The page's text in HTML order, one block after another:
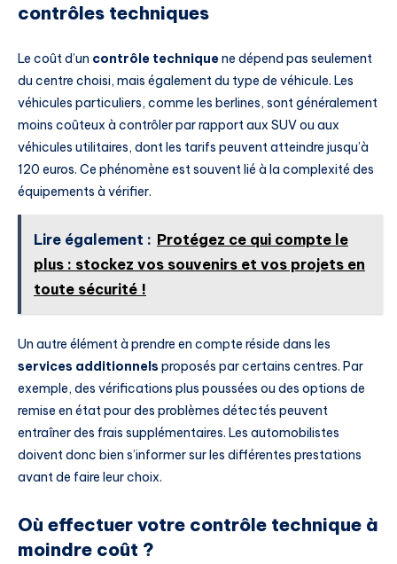
contrôles techniques
Le coût d’un contrôle techniquene dépend pas seulement
du centre choisi, mais également du type de véhicule. Les
véhicules particuliers, comme les berlines, sont généralement
moins coûteux à contrôler par rapport aux SUV ou aux
véhicules utilitaires, dont les tarifs peuvent atteindre jusqu’à
120 euros. Ce phénomène est souvent lié à la complexité des
équipements à vérifier.
Lire également : Protégez ce qui compte le
plus : stockez vos souvenirs et vos projets en
toute sécurité !
Un autre élément à prendre en compte réside dans les
services additionnels proposés par certains centres. Par
exemple, des vérifications plus poussées ou des options de
remise en état pour des problèmes détectés peuvent
entraîner des frais supplémentaires. Les automobilistes
doivent donc bien s’informer sur les différentes prestations
avant de faire leur choix.
Où effectuer votre contrôle technique à
moindre coût ?